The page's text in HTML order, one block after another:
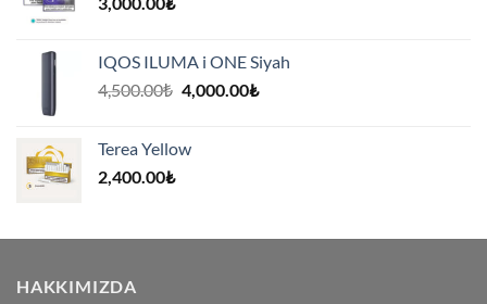
IQOS ILUMA i ONE Siyah
4,500.00₺ Orijinal
4,000.00₺Şu
Terea Yellow
2,400.00₺
HAKKIMIZDA